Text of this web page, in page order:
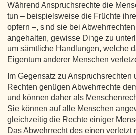
Während Anspruchsrechte die
tun – beispielsweise die Früchte
opfern –, sind sie bei
angehalten, gewisse Dinge zu
um sämtliche Handlungen, welche
Eigentum anderer Menschen
Im Gegensatz zu Anspruchsrechten
Rechten genügen Abwehrrechte
und können daher als
Sie können auf alle Menschen
gleichzeitig die Rechte einiger
Das Abwehrrecht des einen verletzt